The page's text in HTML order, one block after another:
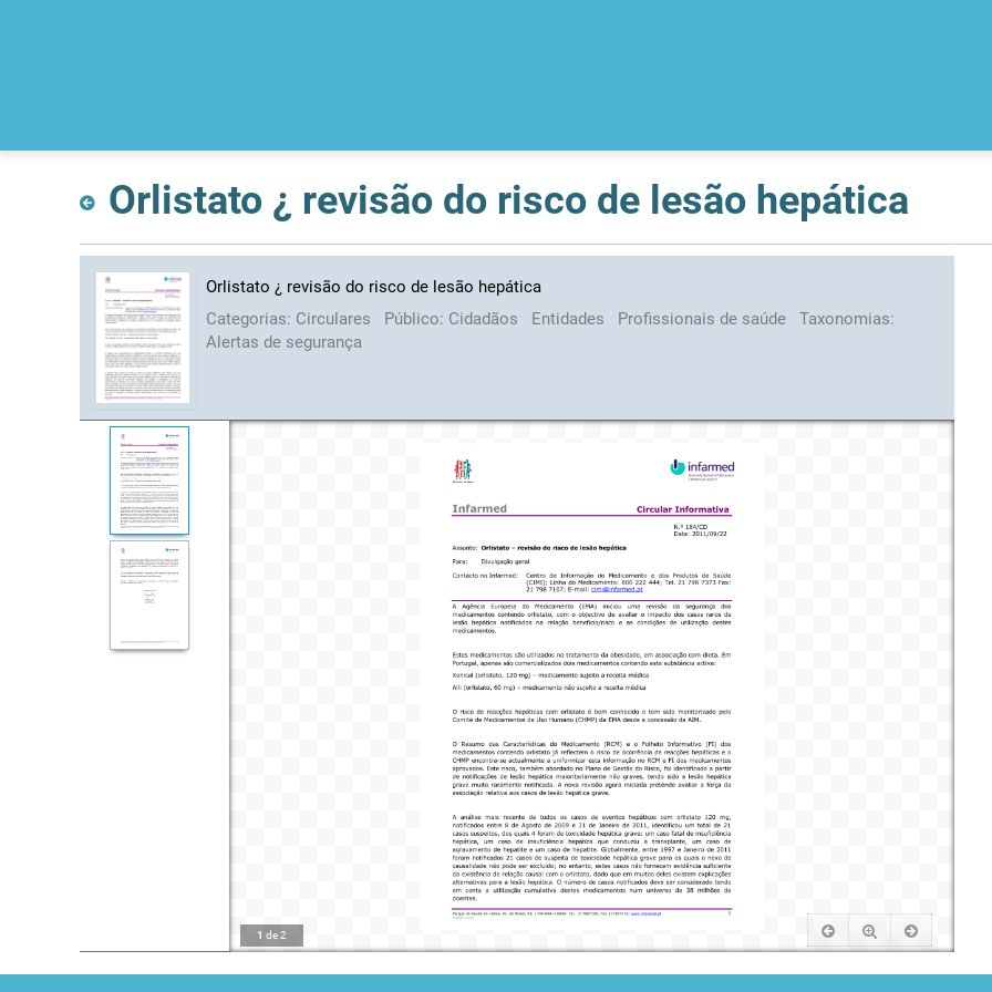
Orlistato ¿ revisão do risco de lesão hepática
Orlistato ¿ revisão do risco de lesão hepática
Categorias: Circulares Público: Cidadãos Entidades Profissionais de saúde
Taxonomias:
Alertas de segurança
1 de2